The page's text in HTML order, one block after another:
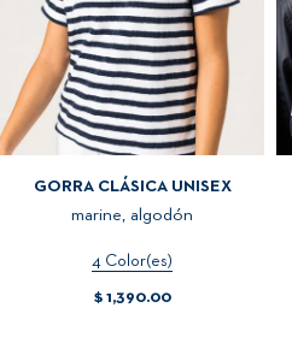
GORRA CLÁSICA UNISEX
marine, algodón
4 Color(es)
$ 1,390.00